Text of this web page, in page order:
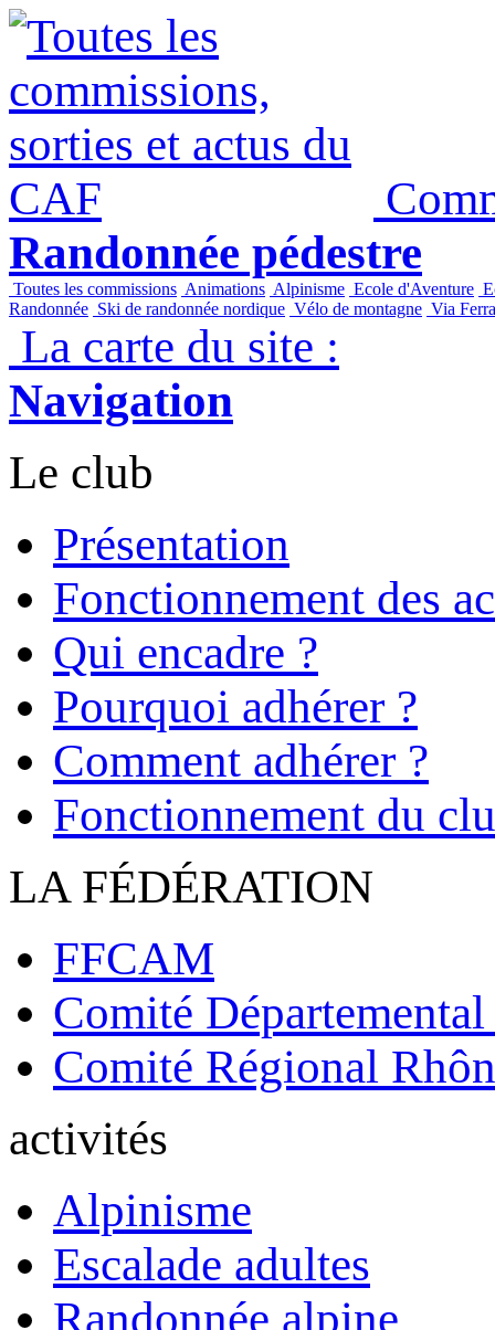
Randonnée pédestre
Toutes les commissions Animations Alpinisme Ecole d'Aventure
Randonnée Ski de randonnée nordique Vélo de montagne Via
La carte du site :
Navigation
Le club
Présentation
Fonctionnement des
Qui encadre ?
Pourquoi adhérer ?
Comment adhérer ?
Fonctionnement du
LA FÉDÉRATION
FFCAM
Comité
Comité Régional
activités
Alpinisme
Escalade adultes
Randonnée alpine